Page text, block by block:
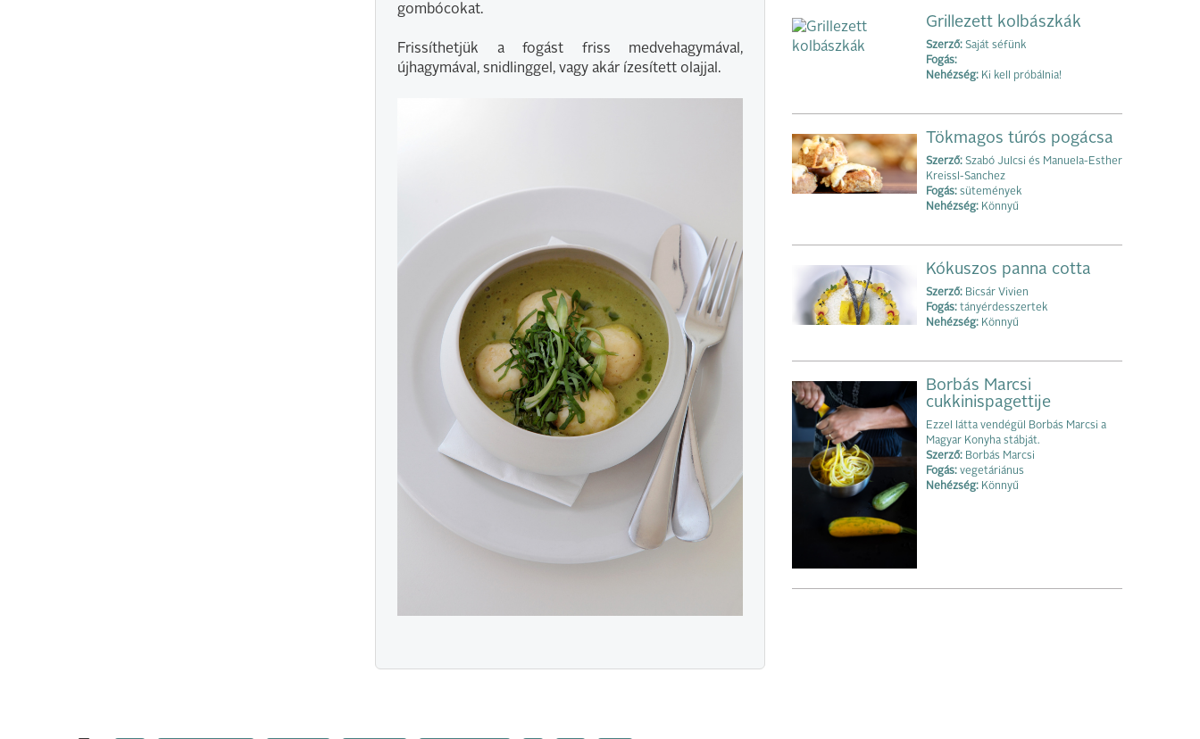
gombócokat.
Frissíthetjük a fogást friss medvehagymával,
újhagymával, snidlinggel, vagy akár ízesített olajjal.
Grillezett kolbászkák
Szerző: Saját séfünk
Fogás:
Nehézség: Ki kell próbálnia!
Tökmagos túrós pogácsa
Szerző: Szabó Julcsi és Manuela-Esther
Kreissl-Sanchez
Fogás: sütemények
Nehézség: Könnyű
Kókuszos panna cotta
Szerző: Bicsár Vivien
Fogás: tányérdesszertek
Nehézség: Könnyű
Borbás Marcsi
cukkinispagettije
Ezzel látta vendégül Borbás Marcsi a
Magyar Konyha stábját.
Szerző: Borbás Marcsi
Fogás: vegetáriánus
Nehézség: Könnyű